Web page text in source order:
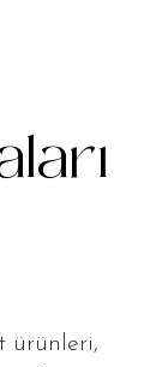
ürünleri,